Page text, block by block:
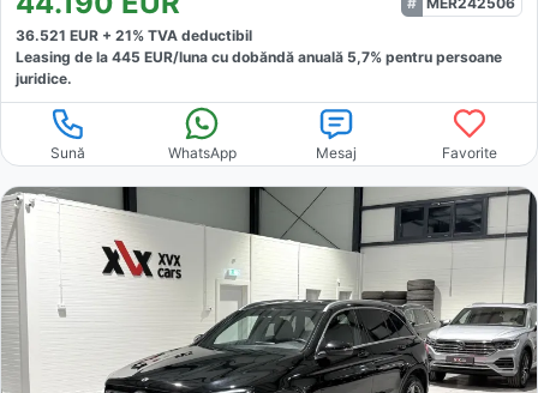
36.521 EUR + 21% TVA deductibil
Leasing de la 445 EUR/luna cu dobăndă anuală 5,7% pentru persoane
juridice.
Sună WhatsApp Mesaj Favorite